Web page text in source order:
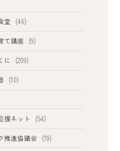
堂 (46)
て講座 (9)
に
(209)
(10)
援ネット
(54)
推進協議会 (19)